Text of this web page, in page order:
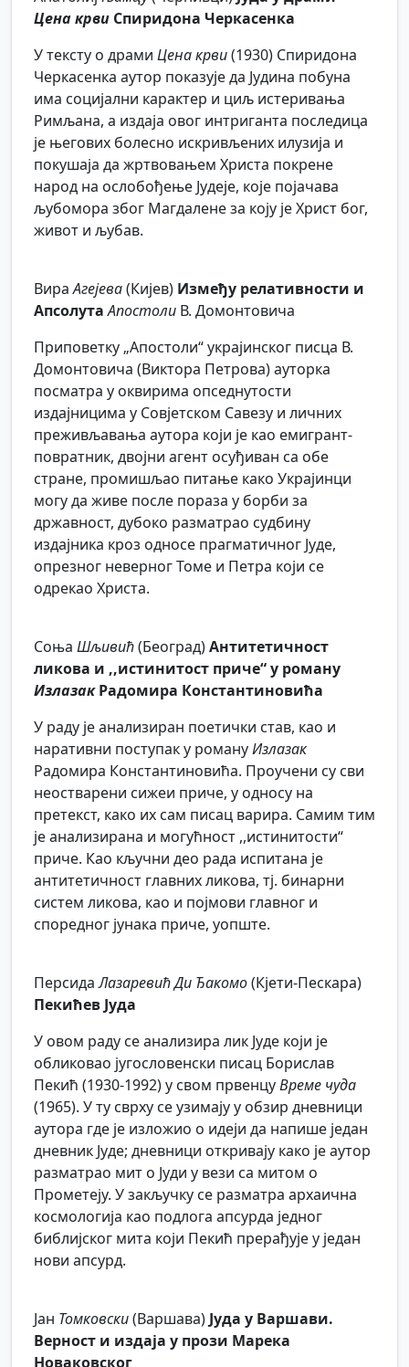
Цена крви Спиридона Черкасенка
У тексту о драми Цена крви(1930) Спиридона
Черкасенка аутор показује да Јудина побуна
има социјални карактер и циљ истеривања
Римљана, а издаја овог интриганта последица
је његових болесно искривљених илузија и
покушаја да жртвовањем Христа покрене
народ на ослобођење Јудеје, које појачава
љубомора због Магдалене за коју је Христ бог,
живот и љубав.
ВираАгејева(Кијев) Између релативности и
АпсолутаАпостоли В. Домонтовича
Приповетку „Апостоли“ украјинског писца В.
Домонтовича (Виктора Петрова) ауторка
посматра у оквирима опседнутости
издајницима у Совјетском Савезу и личних
преживљавања аутора који је као емигрант-
повратник, двојни агент осуђиван са обе
стране, промишљао питање како Украјинци
могу да живе после пораза у борби за
државност, дубоко разматрао судбину
издајника кроз односе прагматичног Јуде,
опрезног неверног Томе и Петра који се
одрекао Христа.
Соња Шљивић(Београд)Антитетичност
ликова и ,,истинитост приче“ у роману
ИзлазакРадомира Константиновића
У раду је анализиран поетички став, као и
наративни поступак у романуИзлазак
Радомира Константиновића. Проучени су сви
неостварени сижеи приче, у односу на
претекст, како их сам писац варира. Самим тим
је анализирана и могућност ,,истинитости“
приче. Као кључни део рада испитана је
антитетичност главних ликова, тј. бинарни
систем ликова, као и појмови главног и
споредног јунака приче, уопште.
ПерсидаЛазаревић Ди Ђакомо(Кјети-Пескара)
Пекићев Јуда
У овом раду се анализира лик Јуде који је
обликовао југословенски писац Борислав
Пекић (1930-1992) у свом првенцуВреме чуда
(1965). У ту сврху се узимају у обзир дневници
аутора где је изложио о идеји да напише један
дневник Јуде; дневници откривају како је аутор
разматрао мит о Јуди у вези са митом о
Прометеју. У закључку се разматра архаична
космологија као подлога апсурда једног
библијског мита који Пекић прерађује у један
нови апсурд.
Јан Томковски(Варшава) Јуда у Варшави.
Верност и издаја у прози Марека
Новаковског